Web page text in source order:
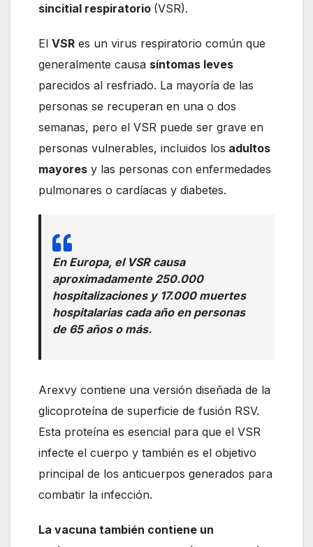
sincitial respiratorio (VSR).
El VSR es un virus respiratorio común que
generalmente causa síntomas leves
parecidos al resfriado. La mayoría de las
personas se recuperan en una o dos
semanas, pero el VSR puede ser grave en
personas vulnerables, incluidos los adultos
mayores y las personas con enfermedades
pulmonares o cardíacas y diabetes.
En Europa, el VSR causa
aproximadamente 250.000
hospitalizaciones y 17.000 muertes
hospitalarias cada año en personas
de 65 años o más.
Arexvy contiene una versión diseñada de la
glicoproteína de superficie de fusión RSV.
Esta proteína es esencial para que el VSR
infecte el cuerpo y también es el objetivo
principal de los anticuerpos generados para
combatir la infección.
La vacuna también contiene un